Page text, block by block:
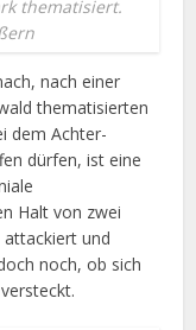
thematisiert.
nach einer
thematisierten
dem Achter-
dürfen, ist eine
Halt von zwei
und
noch, ob sich